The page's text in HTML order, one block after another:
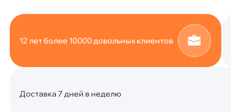
12 лет более 10000 довольных клиентов
Доставка 7 дней в неделю